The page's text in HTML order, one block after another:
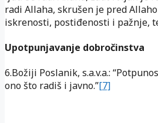
radi Allaha, skrušen je pred
iskrenosti, postiđenosti i pažnje,
Upotpunjavanje dobročinstva
6.Božiji Poslanik, s.a.v.a.:
ono što radiš i javno.”[7]